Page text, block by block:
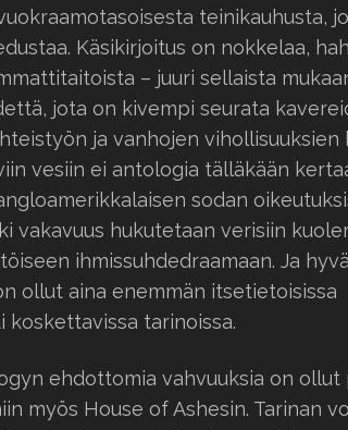
teinikauhusta,
Käsikirjoitus on nokkelaa,
– juuri sellaista
jota on kivempi seurata
ja vanhojen vihollisuuksien
vesiin ei antologia tälläkään
sodan
vakavuus hukutetaan verisiin
ihmissuhdedraamaan. Ja
ollut aina enemmän itsetietoisissa
koskettavissa tarinoissa.
ehdottomia vahvuuksia on ollut
myös House of Ashesin. Tarinan